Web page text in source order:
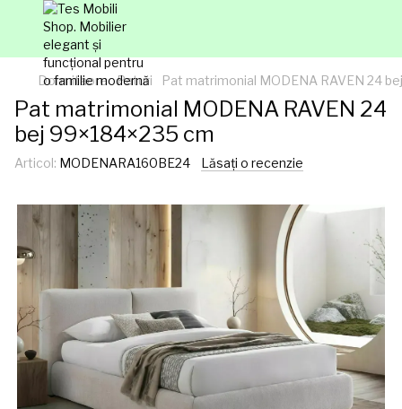
Dormitaore Paturi Pat matrimonial MODENA RAVEN 24
Pat matrimonial MODENA RAVEN 24
bej 99×184×235 cm
Articol: MODENARA160BE24 Lăsați o recenzie